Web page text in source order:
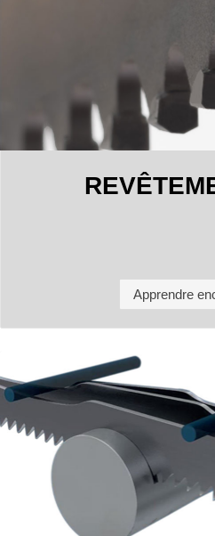
Apprendre